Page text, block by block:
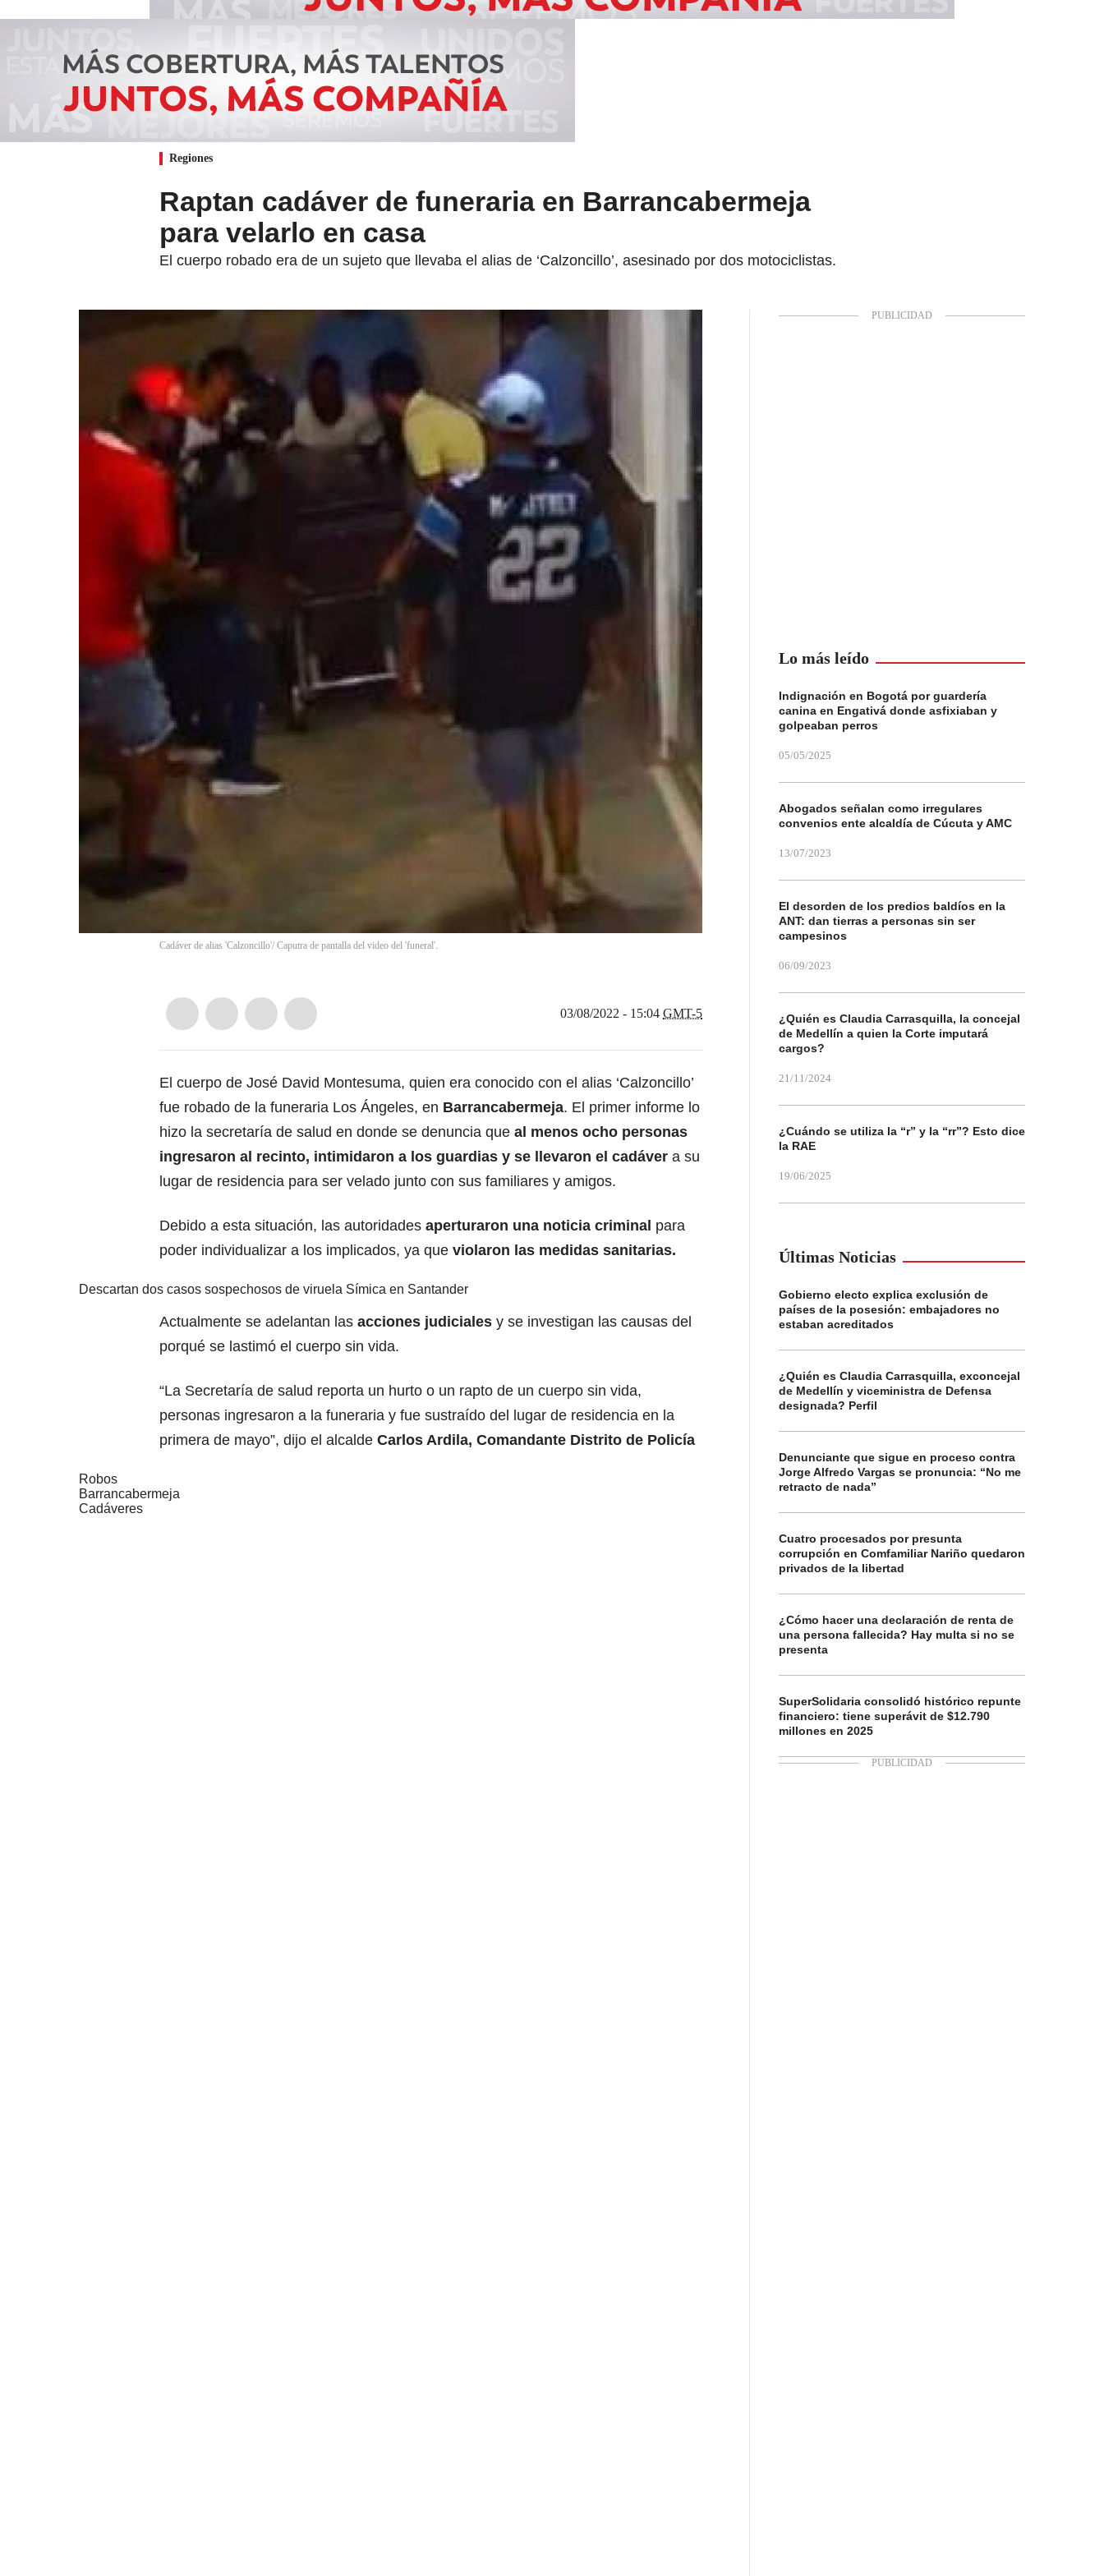
Regiones
Raptan cadáver de funeraria en Barrancabermeja
para velarlo en casa
El cuerpo robado era de un sujeto que llevaba el alias de ‘Calzoncillo’, asesinado por dos motociclistas.
Cadáver de alias 'Calzoncillo'/ Caputra de pantalla del video del 'funeral'.
03/08/2022 - 15:04 GMT-5
El cuerpo de José David Montesuma, quien era conocido con el alias ‘Calzoncillo’
fue robado de la funeraria Los Ángeles, en Barrancabermeja. El primer informe lo
hizo la secretaría de salud en donde se denuncia que al menos ocho personas
ingresaron al recinto, intimidaron a los guardias y se llevaron el cadáver a su
lugar de residencia para ser velado junto con sus familiares y amigos.
Debido a esta situación, las autoridades aperturaron una noticia criminal para
poder individualizar a los implicados, ya que violaron las medidas sanitarias.
Descartan dos casos sospechosos de viruela Símica en Santander
Actualmente se adelantan las acciones judiciales y se investigan las causas del
porqué se lastimó el cuerpo sin vida.
“La Secretaría de salud reporta un hurto o un rapto de un cuerpo sin vida,
personas ingresaron a la funeraria y fue sustraído del lugar de residencia en la
primera de mayo”, dijo el alcalde Carlos Ardila, Comandante Distrito de Policía
Robos
Barrancabermeja
Cadáveres
Lo más leído
Indignación en Bogotá por guardería
canina en Engativá donde asfixiaban y
golpeaban perros
05/05/2025
Abogados señalan como irregulares
convenios ente alcaldía de Cúcuta y AMC
13/07/2023
El desorden de los predios baldíos en la
ANT: dan tierras a personas sin ser
campesinos
06/09/2023
¿Quién es Claudia Carrasquilla, la concejal
de Medellín a quien la Corte imputará
cargos?
21/11/2024
¿Cuándo se utiliza la “r” y la “rr”? Esto dice
la RAE
19/06/2025
Últimas Noticias
Gobierno electo explica exclusión de
países de la posesión: embajadores no
estaban acreditados
¿Quién es Claudia Carrasquilla, exconcejal
de Medellín y viceministra de Defensa
designada? Perfil
Denunciante que sigue en proceso contra
Jorge Alfredo Vargas se pronuncia: “No me
retracto de nada”
Cuatro procesados por presunta
corrupción en Comfamiliar Nariño quedaron
privados de la libertad
¿Cómo hacer una declaración de renta de
una persona fallecida? Hay multa si no se
presenta
SuperSolidaria consolidó histórico repunte
financiero: tiene superávit de $12.790
millones en 2025